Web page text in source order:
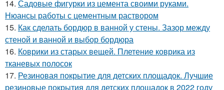
14. Садовые фигурки из цемента своими руками.
Нюансы работы с цементным раствором
15. Как сделать бордюр в ванной у стены. Зазор между
стеной и ванной и выбор бордюра
16. Коврики из старых вещей. Плетение коврика из
тканевых полосок
17. Резиновая покрытие для детских площадок. Лучшие
резиновые покрытия для детских площадок в 2022 году